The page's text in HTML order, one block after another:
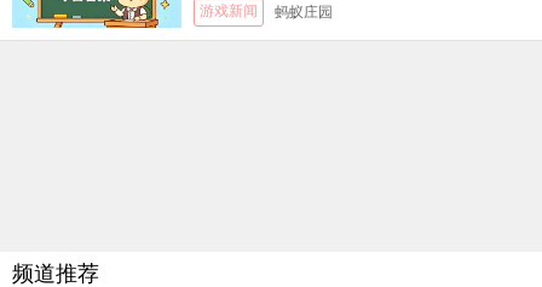
游戏新闻 蚂蚁庄园
频道推荐